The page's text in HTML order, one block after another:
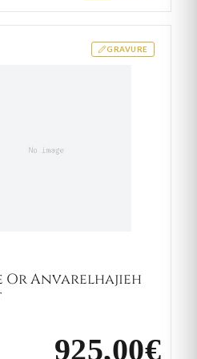
GRAVURE
Alliance Or Anvarelhajieh
Anvarelhajieh